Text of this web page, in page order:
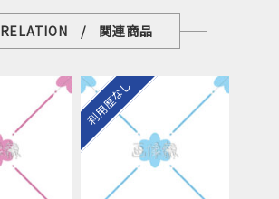
RELATION / 関連商品
利用歴なし